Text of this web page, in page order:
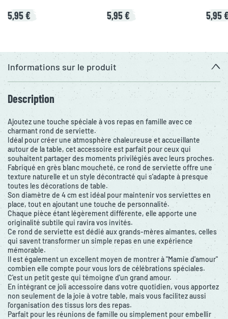
5,95 € 5,95 € 5,95
Informations sur le produit
Description
Ajoutez une touche spéciale à vos repas en famille avec ce
charmant rond de serviette.
Idéal pour créer une atmosphère chaleureuse et accueillante
autour de la table, cet accessoire est parfait pour ceux qui
souhaitent partager des moments privilégiés avec leurs proches.
Fabriqué en grès blanc moucheté, ce rond de serviette offre une
texture naturelle et un style décontracté qui s'adapte à presque
toutes les décorations de table.
Son diamètre de 4 cm est idéal pour maintenir vos serviettes en
place, tout en ajoutant une touche de personnalité.
Chaque pièce étant légèrement différente, elle apporte une
originalité subtile qui ravira vos invités.
Ce rond de serviette est dédié aux grands-mères aimantes, celles
qui savent transformer un simple repas en une expérience
mémorable.
Il est également un excellent moyen de montrer à "Mamie d'amour"
combien elle compte pour vous lors de célébrations spéciales.
C'est un petit geste qui témoigne d'un grand amour.
En intégrant ce joli accessoire dans votre quotidien, vous apportez
non seulement de la joie à votre table, mais vous facilitez aussi
l'organisation des tissus lors des repas.
Parfait pour les réunions de famille ou simplement pour embellir